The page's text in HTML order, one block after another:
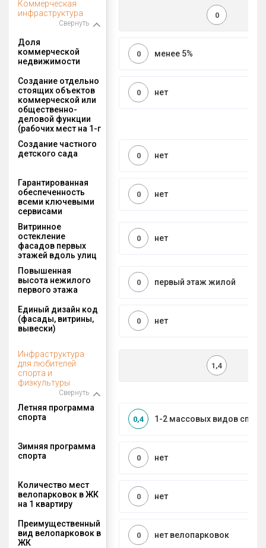
Коммерческая
инфраструктура
Свернуть
0
Доля
коммерческой
недвижимости
менее 5%
0
Создание отдельно
стоящих объектов
коммерческой или
общественно-
деловой функции
(рабочих мест на 1-г
нет
0
Создание частного
детского сада
нет
0
Гарантированная
обеспеченность
всеми ключевыми
сервисами
нет
0
Витринное
остекление
фасадов первых
этажей вдоль улиц
нет
0
Повышенная
высота нежилого
первого этажа
первый этаж жилой
0
Единый дизайн код
(фасады, витрины,
вывески)
нет
0
Инфраструктура
для любителей
спорта и
физкультуры
Свернуть
1,4
Летняя программа
спорта
1-2 массовых видов
0,4
Зимняя программа
спорта
нет
0
Количество мест
велопарковок в ЖК
на 1 квартиру
нет
0
Преимущественный
вид велопарковок в
ЖК
нет велопарковок
0